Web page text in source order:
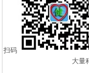
任
的
高
品
质
心
扫码
大量